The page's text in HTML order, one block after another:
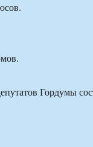
Гордумы